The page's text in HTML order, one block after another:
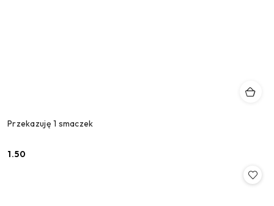
Przekazuję 1 smaczek
Cena:
1.50